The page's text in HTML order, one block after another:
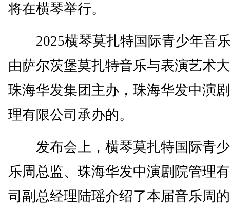
将在横琴举行。
2025横琴莫扎特国际青少年音
由萨尔茨堡莫扎特音乐与表演艺术
珠海华发集团主办，珠海华发中演
理有限公司承办的。
发布会上，横琴莫扎特国际青
乐周总监、珠海华发中演剧院管理
司副总经理陆瑶介绍了本届音乐周